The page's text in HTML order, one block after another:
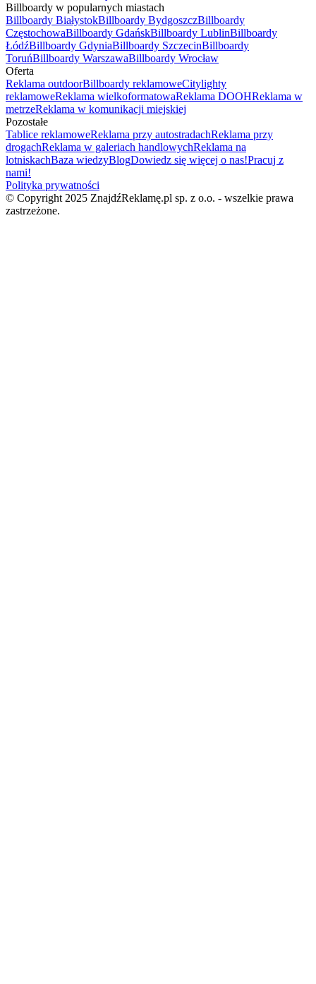
Billboardy w popularnych miastach
Billboardy BiałystokBillboardy BydgoszczBillboardy
CzęstochowaBillboardy GdańskBillboardy LublinBillboardy
ŁódźBillboardy GdyniaBillboardy SzczecinBillboardy
ToruńBillboardy WarszawaBillboardy Wrocław
Oferta
Reklama outdoorBillboardy reklamoweCitylighty
reklamoweReklama wielkoformatowaReklama DOOHReklama w
metrzeReklama w komunikacji miejskiej
Pozostałe
Tablice reklamoweReklama przy autostradachReklama przy
drogachReklama w galeriach handlowychReklama na
lotniskachBaza wiedzyBlogDowiedz się więcej o nas!Pracuj z
nami!
Polityka prywatności
© Copyright 2025 ZnajdźReklamę.pl sp. z o.o. - wszelkie prawa
zastrzeżone.